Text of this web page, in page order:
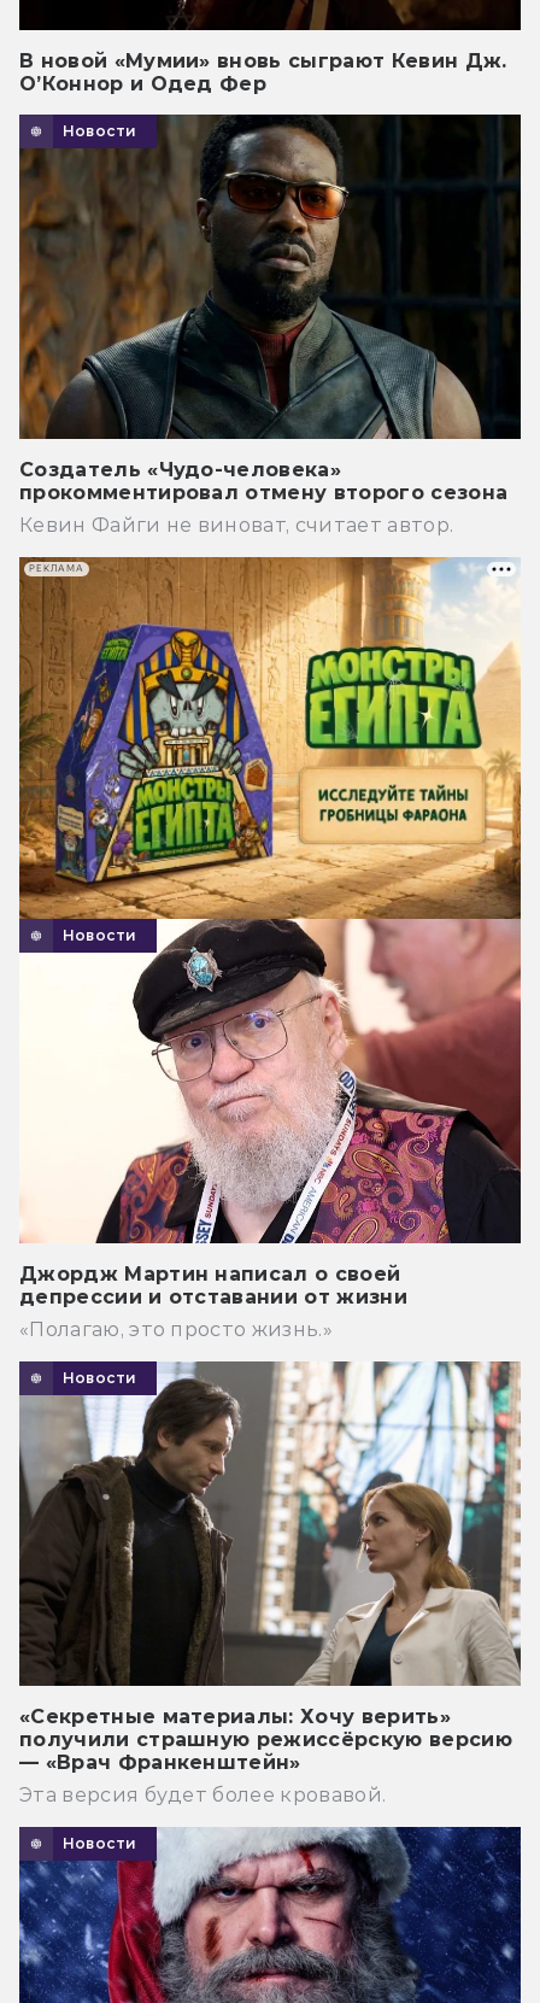
В новой «Мумии» вновь сыграют Кевин Дж.
О’Коннор и Одед Фер
Новости
Создатель «Чудо-человека»
прокомментировал отмену второго сезона
Кевин Файги не виноват, считает автор.
Новости
Джордж Мартин написал о своей
депрессии и отставании от жизни
«Полагаю, это просто жизнь.»
Новости
«Секретные материалы: Хочу верить»
получили страшную режиссёрскую версию
— «Врач Франкенштейн»
Эта версия будет более кровавой.
Новости
РЕКЛАМА